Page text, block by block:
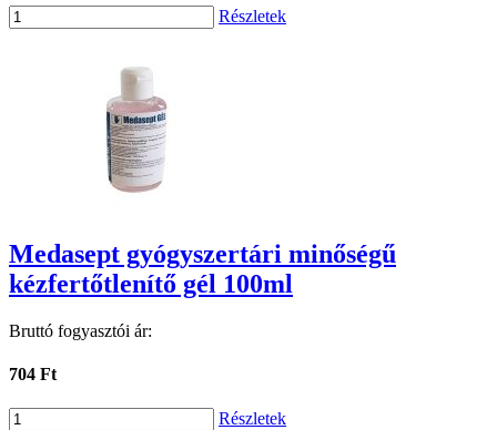
Részletek
Medasept gyógyszertári minőségű
kézfertőtlenítő gél 100ml
Bruttó fogyasztói ár:
704 Ft
Részletek